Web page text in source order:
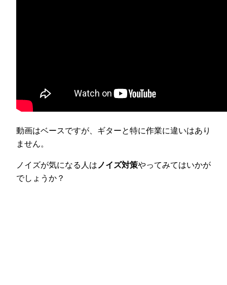
動画はベースですが、ギターと特に作業に違いはあり
ません。
ノイズが気になる人は ノイズ対策やってみてはいかが
でしょうか？